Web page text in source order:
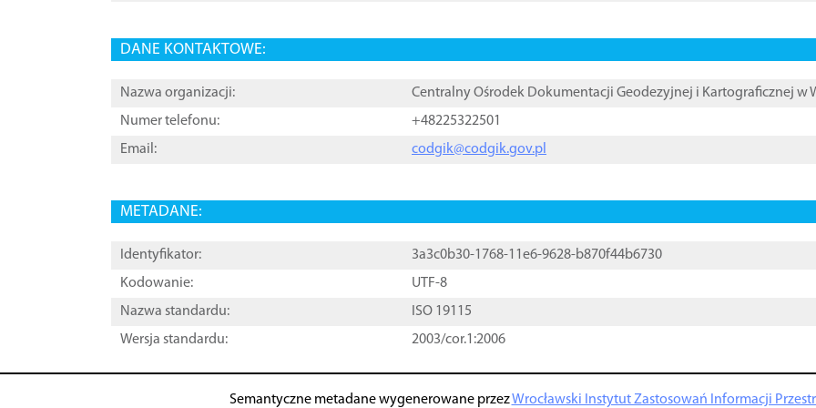
DANE KONTAKTOWE:
Nazwa organizacji:
Centralny Ośrodek Dokumentacji Geodezyjnej i Kartograficznej w
Numer telefonu:
+48225322501
Email:
codgik@codgik.gov.pl
METADANE:
Identyfikator:
3a3c0b30-1768-11e6-9628-b870f44b6730
Kodowanie:
UTF-8
Nazwa standardu:
ISO 19115
Wersja standardu:
2003/cor.1:2006
Semantyczne metadane wygenerowane przezWrocławski Instytut Zastosowań Informacji